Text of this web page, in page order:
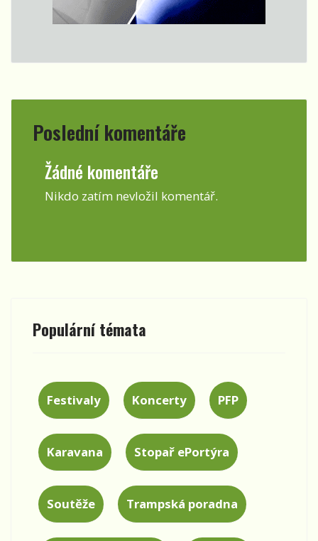
Poslední komentáře
Žádné komentáře
Nikdo zatím nevložil komentář.
Populární témata
Festivaly Koncerty PFP
Karavana Stopař ePortýra
Soutěže Trampská poradna